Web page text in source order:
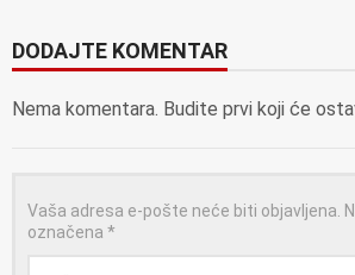
DODAJTE KOMENTAR
Nema komentara. Budite prvi koji će
Vaša adresa e-pošte neće biti objavljena.
označena *